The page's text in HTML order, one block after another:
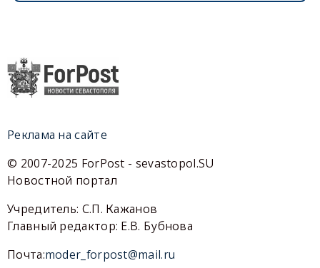
Реклама на сайте
© 2007-2025 ForPost - sevastopol.SU
Новостной портал
Учредитель: С.П. Кажанов
Главный редактор: Е.В. Бубнова
Почта:moder_forpost@mail.ru